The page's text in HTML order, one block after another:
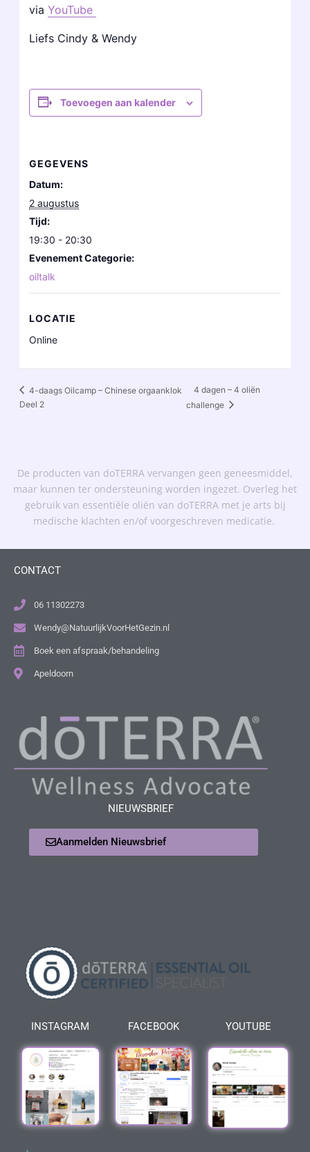
viaYouTube
Liefs Cindy & Wendy
Toevoegen aan kalender
GEGEVENS
Datum:
2 augustus
Tijd:
19:30 - 20:30
Evenement Categorie:
oiltalk
LOCATIE
Online
4-daags Oilcamp – Chinese orgaanklok
Deel 2
4 dagen – 4 oliën
challenge
De producten van doTERRA vervangen geen geneesmiddel,
maar kunnen ter ondersteuning worden ingezet. Overleg het
gebruik van essentiële oliën van doTERRA met je arts bij
medische klachten en/of voorgeschreven medicatie.
CONTACT
06 11302273
Wendy@NatuurlijkVoorHetGezin.nl
Boek een afspraak/behandeling
Apeldoorn
NIEUWSBRIEF
Aanmelden Nieuwsbrief
INSTAGRAM FACEBOOK YOUTUBE